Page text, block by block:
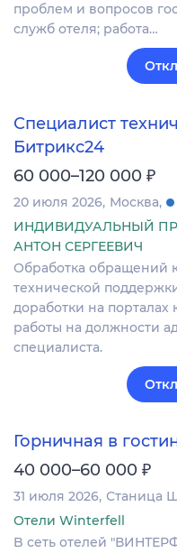
проблем и вопросов
служб отеля; работа…
Специалист
Битрикс24
60 000–120 000 ₽
20 июля 2026 Москва
ИНДИВИДУАЛЬНЫЙ
АНТОН СЕРГЕЕВИЧ
Обработка обращений
технической
доработки на порталах
работы на должности
специалиста.
Горничная в
40 000–60 000 ₽
31 июля 2026 Станица
Отели Winterfell
B сеть отелей